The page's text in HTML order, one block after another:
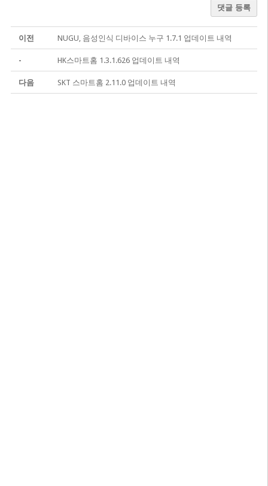
댓글 등록
이전 NUGU, 음성인식 디바이스 누구 1.7.1 업데이트 내역
- HK스마트홈 1.3.1.626 업데이트 내역
다음 SKT 스마트홈 2.11.0 업데이트 내역